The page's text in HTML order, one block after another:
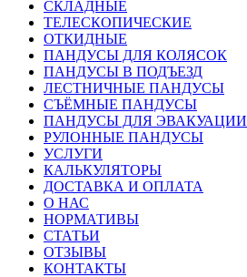
СКЛАДНЫЕ
ТЕЛЕСКОПИЧЕСКИЕ
ОТКИДНЫЕ
ПАНДУСЫ ДЛЯ КОЛЯСОК
ПАНДУСЫ В ПОДЪЕЗД
ЛЕСТНИЧНЫЕ ПАНДУСЫ
СЪЁМНЫЕ ПАНДУСЫ
ПАНДУСЫ ДЛЯ ЭВАКУАЦИИ
РУЛОННЫЕ ПАНДУСЫ
УСЛУГИ
КАЛЬКУЛЯТОРЫ
ДОСТАВКА И ОПЛАТА
О НАС
НОРМАТИВЫ
СТАТЬИ
ОТЗЫВЫ
КОНТАКТЫ